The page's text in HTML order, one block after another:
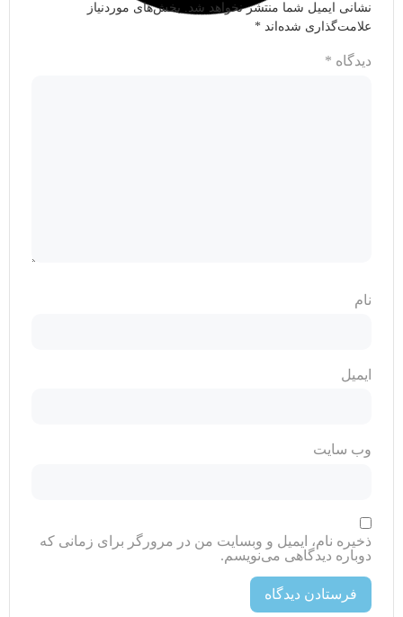
نشانی ایمیل شما منتشر نخواهد شد. بخش‌های موردنیاز
علامت‌گذاری شده‌اند *
دیدگاه *
نام
ایمیل
وب‌ سایت
ذخیره نام، ایمیل و وبسایت من در مرورگر برای زمانی که
دوباره دیدگاهی می‌نویسم.